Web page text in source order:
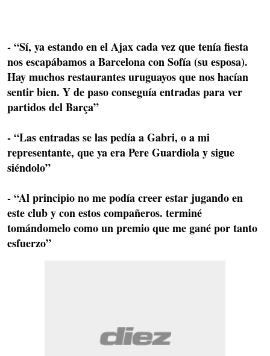
- “Sí, ya estando en el Ajax cada vez que tenía fiesta
nos escapábamos a Barcelona con Sofía (su esposa).
Hay muchos restaurantes uruguayos que nos hacían
sentir bien. Y de pasoconseguía entradas para ver
partidos del Barça”
- “Las entradas se las pedía a Gabri, o a mi
representante, que ya era Pere Guardiola y sigue
siéndolo”
- “Al principio no me podía creer estar jugando en
este cluby con estos compañeros. terminé
tomándomelo como un premio que me gané por tanto
esfuerzo”